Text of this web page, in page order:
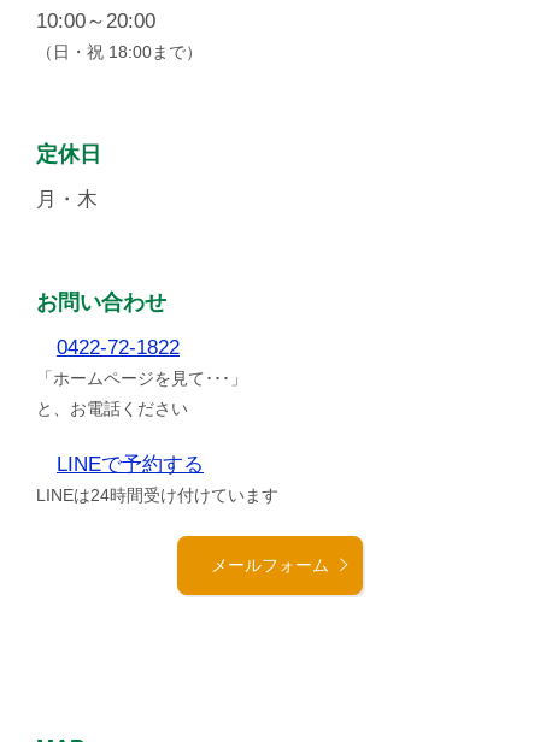
10:00～20:00
（日・祝 18:00まで）
定休日
月・木
お問い合わせ
0422-72-1822
「ホームページを見て･･･」
と、お電話ください
LINEで予約する
LINEは24時間受け付けています
メールフォーム